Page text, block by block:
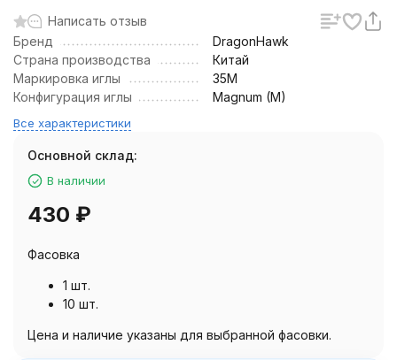
Написать отзыв
Бренд
DragonHawk
Страна производства
Китай
Маркировка иглы
35M
Конфигурация иглы
Magnum (M)
Все характеристики
Основной склад:
В наличии
430 ₽
Фасовка
1 шт.
10 шт.
Цена и наличие указаны для выбранной фасовки.